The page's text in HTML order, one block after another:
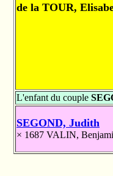
de la TOUR,
L'enfant du couple
SEGOND, Judith
× 1687 VALIN,